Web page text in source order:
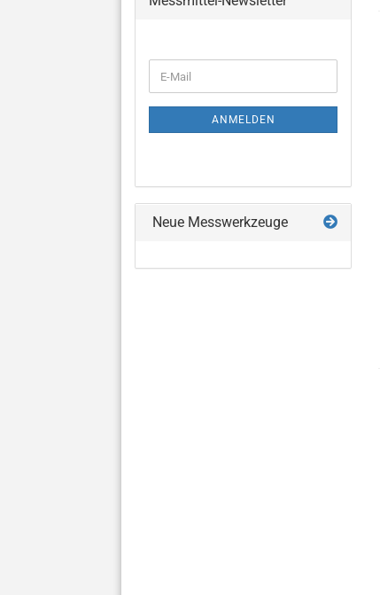
ZUR
ANMELDUNG
E-
Mail
ANMELDEN
Neue Messwerkzeuge